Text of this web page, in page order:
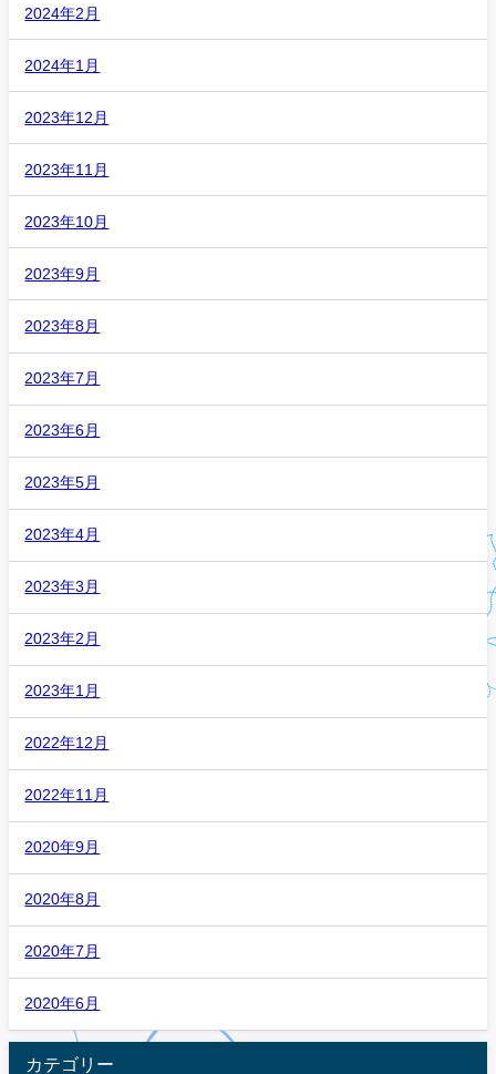
2024年2月
2024年1月
2023年12月
2023年11月
2023年10月
2023年9月
2023年8月
2023年7月
2023年6月
2023年5月
2023年4月
2023年3月
2023年2月
2023年1月
2022年12月
2022年11月
2020年9月
2020年8月
2020年7月
2020年6月
カテゴリー